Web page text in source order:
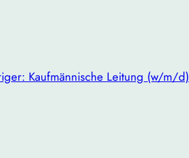
Kaufmännische Leitung (w/m/d)